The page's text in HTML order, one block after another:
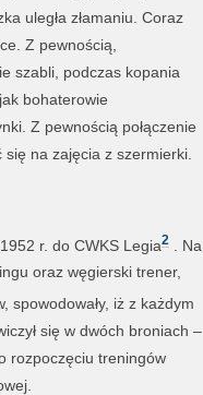
uległa złamaniu. Coraz
Z pewnością,
szabli, podczas kopania
bohaterowie
Z pewnością połączenie
na zajęcia z szermierki.
r. do CWKS Legia2. Na
oraz węgierski trener,
spowodowały, iż z każdym
się w dwóch broniach –
rozpoczęciu treningów